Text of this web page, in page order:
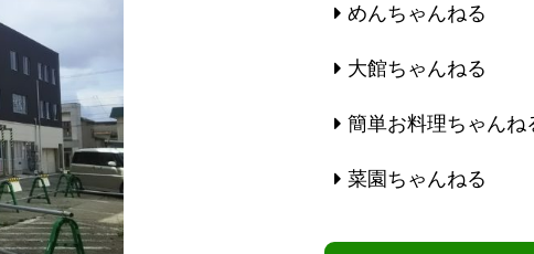
めんちゃんねる
大館ちゃんねる
簡単お料理ちゃんね
菜園ちゃんねる